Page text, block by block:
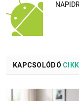
KAPCSOLÓDÓ